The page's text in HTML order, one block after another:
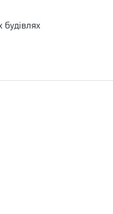
будівлях